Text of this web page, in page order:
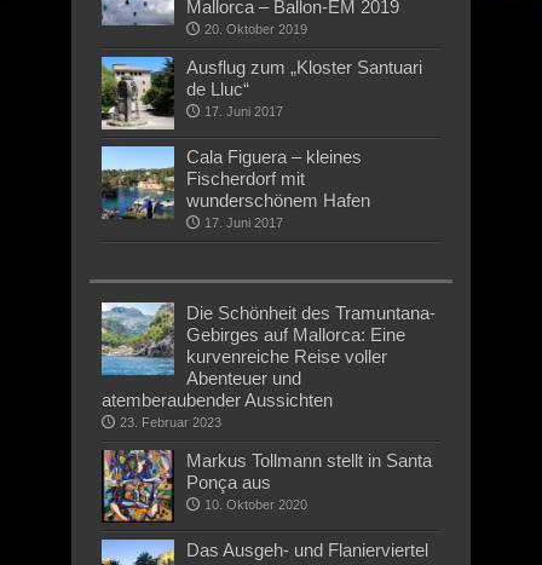
Mallorca – Ballon-EM 2019
20. Oktober 2019
Ausflug zum „Kloster Santuari
de Lluc“
17. Juni 2017
Cala Figuera – kleines
Fischerdorf mit
wunderschönem Hafen
17. Juni 2017
Die Schönheit des Tramuntana-
Gebirges auf Mallorca: Eine
kurvenreiche Reise voller
Abenteuer und
atemberaubender Aussichten
23. Februar 2023
Markus Tollmann stellt in Santa
Ponça aus
10. Oktober 2020
Das Ausgeh- und Flanierviertel